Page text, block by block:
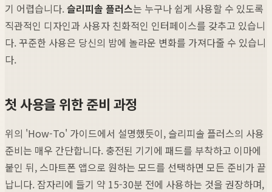
기 어렵습니다.슬리피솔 플러스는 누구나 쉽게 사용할 수 있도록
직관적인 디자인과 사용자 친화적인 인터페이스를 갖추고 있습니
다. 꾸준한 사용은 당신의 밤에 놀라운 변화를 가져다줄 수 있습니
다.
첫 사용을 위한 준비 과정
위의 'How-To' 가이드에서 설명했듯이, 슬리피솔 플러스의 사용
준비는 매우 간단합니다. 충전된 기기에 패드를 부착하고 이마에
붙인 뒤, 스마트폰 앱으로 원하는 모드를 선택하면 모든 준비가 끝
납니다. 잠자리에 들기 약 15-30분 전에 사용하는 것을 권장하며,